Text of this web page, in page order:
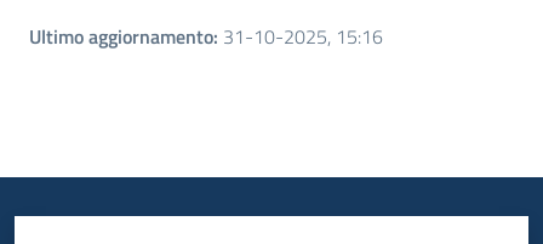
Ultimo aggiornamento: 31-10-2025, 15:16